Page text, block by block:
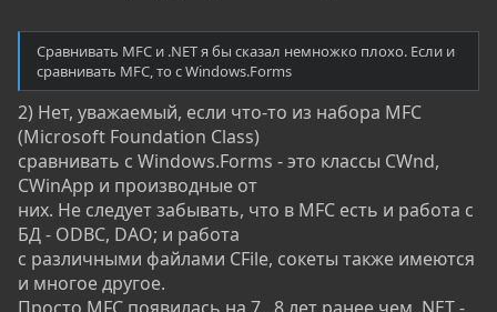
Сравнивать MFC и .NET я бы сказал немножко плохо. Если и
сравнивать MFC, то с Windows.Forms
2) Нет, уважаемый, если что-то из набора MFC
(Microsoft Foundation Class)
сравнивать с Windows.Forms - это классы CWnd,
CWinApp и производные от
них. Не следует забывать, что в MFC есть и работа с
БД - ODBC, DAO; и работа
с различными файлами CFile, сокеты также имеются
и многое другое.